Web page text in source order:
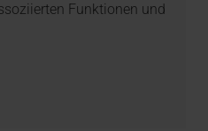
Funktionen und